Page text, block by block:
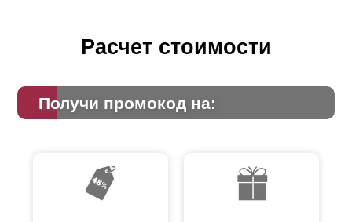
Расчет стоимости
Получи промокод на: